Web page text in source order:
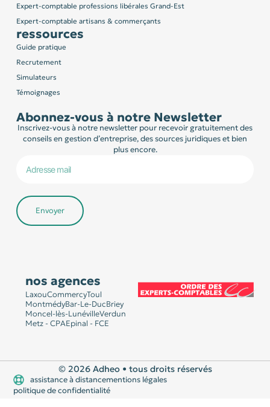
Expert-comptable professions libérales Grand-Est
Expert-comptable artisans & commerçants
ressources
Guide pratique
Recrutement
Simulateurs
Témoignages
Abonnez-vous à notre Newsletter
Inscrivez-vous à notre newsletter pour recevoir gratuitement des
conseils en gestion d’entreprise, des sources juridiques et bien
plus encore.
Envoyer
nos agences
LaxouCommercyToul
MontmédyBar-Le-DucBriey
Moncel-lès-LunévilleVerdun
Metz - CPAEpinal - FCE
© 2026 Adheo • tous droits réservés
assistance à distancementions légales
politique de confidentialité